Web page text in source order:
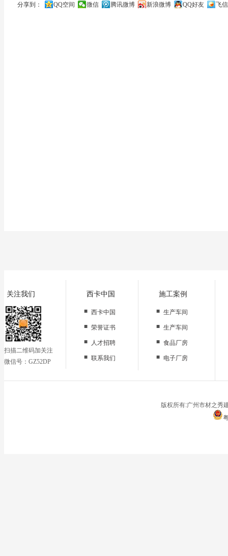
分享到： QQ空间 微信 腾讯微博 新浪微博 QQ好友
飞信
关注我们
扫描二维码加关注
微信号：GZ52DP
西卡中国
■ 西卡中国
■ 荣誉证书
■
人才招聘
■ 联系我们
施工案例
■ 生产车间
■ 生产车间
■ 食品厂房
■ 电子厂房
停车场
版权所有:广州市材之